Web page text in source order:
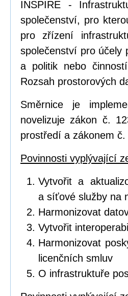
INSPIRE -
společenství, pro
pro zřízení
společenství pro účely
a politik nebo
Rozsah prostorových
Směrnice je
novelizuje zákon č.
prostředí a zákonem
Povinnosti vyplývající
Vytvořit a
a síťové služby na
Harmonizovat
Vytvořit
Harmonizovat
licenčních smluv
O infrastruktuře